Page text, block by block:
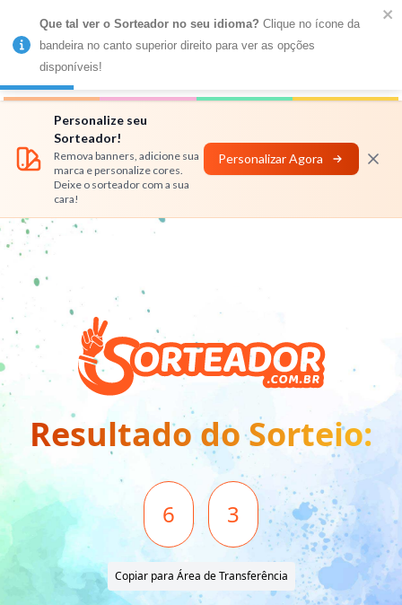
MENU
Números
Personalize seu
Sorteador!
Remova banners, adicione sua
marca e personalize cores.
Deixe o sorteador com a sua
cara!
Personalizar Agora
Resultado do Sorteio:
6 3
Copiar para Área de Transferência
Que tal ver o Sorteador no seu idioma? Clique no ícone da
bandeira no canto superior direito para ver as opções
disponíveis!